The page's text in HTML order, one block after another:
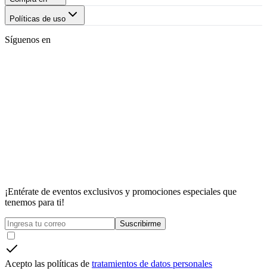
Políticas de uso
Síguenos en
¡Entérate de eventos exclusivos y promociones especiales que
tenemos para ti!
Suscribirme
Acepto las políticas de tratamientos de datos personales